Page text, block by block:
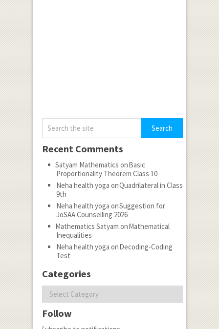
Recent Comments
Satyam Mathematics onBasic
Proportionality Theorem Class 10
Neha health yoga onQuadrilateral in Class
9th
Neha health yoga onSuggestion for
JoSAA Counselling 2026
Mathematics Satyam onMathematical
Inequalities
Neha health yoga onDecoding-Coding
Test
Categories
Categories
Follow